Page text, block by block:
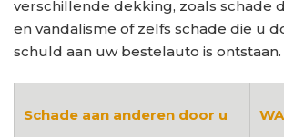
verschillende dekking, zoals schade
en vandalisme of zelfs schade die u
schuld aan uw bestelauto is ontstaan.
Schade aan anderen door u WA